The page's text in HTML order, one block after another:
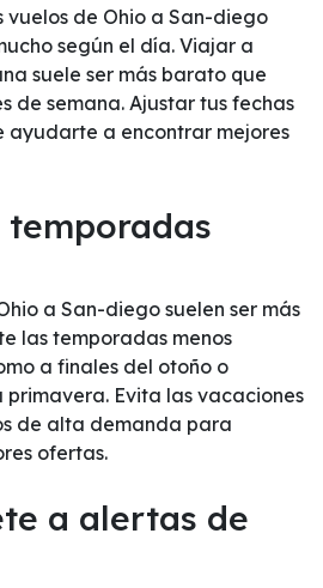
vuelos de Ohio a San-diego
según el día. Viajar a
suele ser más barato que
de semana. Ajustar tus fechas
ayudarte a encontrar mejores
a San-diego suelen ser más
las temporadas menos
a finales del otoño o
primavera. Evita las vacaciones
de alta demanda para
ofertas.
a alertas de